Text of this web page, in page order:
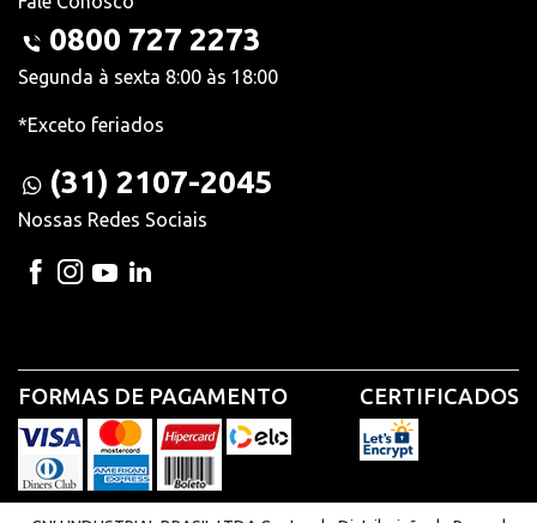
0800 727 2273
Segunda à sexta 8:00 às 18:00
*Exceto feriados
(31) 2107-2045
Nossas Redes Sociais
FORMAS DE PAGAMENTO CERTIFICADOS